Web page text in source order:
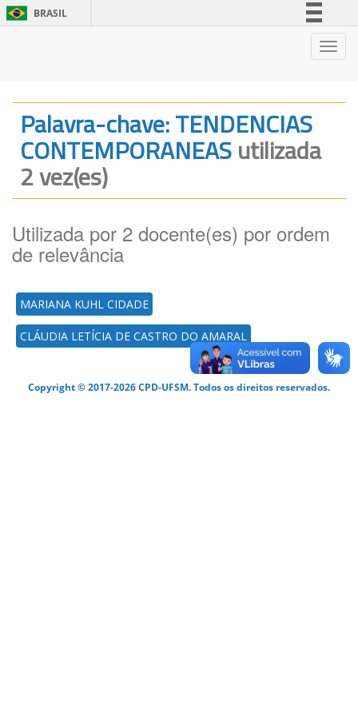
BRASIL
Legislação
Canais
Palavra-chave: TENDENCIAS
CONTEMPORANEASutilizada
2 vez(es)
Utilizada por 2 docente(es) por ordem
de relevância
MARIANA KUHL CIDADE
CLÁUDIA LETÍCIA DE CASTRO DO AMARAL
Copyright © 2017-2026 CPD-UFSM. Todos os direitos reservados.